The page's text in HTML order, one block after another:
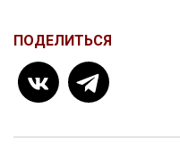
ПОДЕЛИТЬСЯ